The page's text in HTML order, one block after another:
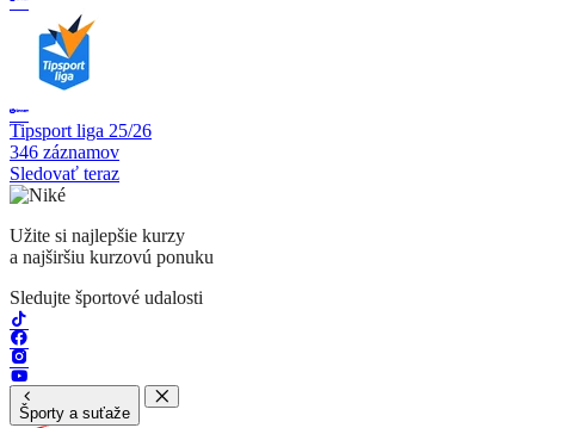
Tipsport liga 25/26
346 záznamov
Sledovať teraz
Užite si najlepšie kurzy
a najširšiu kurzovú ponuku
Sledujte športové udalosti
Športy a suťaže